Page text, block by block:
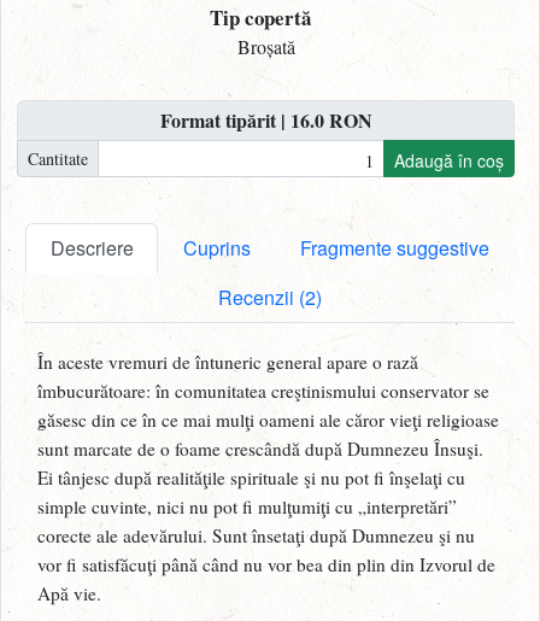
Tip copertă
Broșată
Format tipărit | 16.0 RON
Cantitate Adaugă în coș
Descriere Cuprins
Fragmente suggestive
Recenzii (2)
În aceste vremuri de întuneric general apare o rază
îmbucurătoare: în comunitatea creştinismului conservator se
găsesc din ce în ce mai mulţi oameni ale căror vieţi religioase
sunt marcate de o foame crescândă după Dumnezeu Însuşi.
Ei tânjesc după realităţile spirituale şi nu pot fi înşelaţi cu
simple cuvinte, nici nu pot fi mulţumiţi cu „interpretări”
corecte ale adevărului. Sunt însetaţi după Dumnezeu şi nu
vor fi satisfăcuţi până când nu vor bea din plin din Izvorul de
Apă vie.